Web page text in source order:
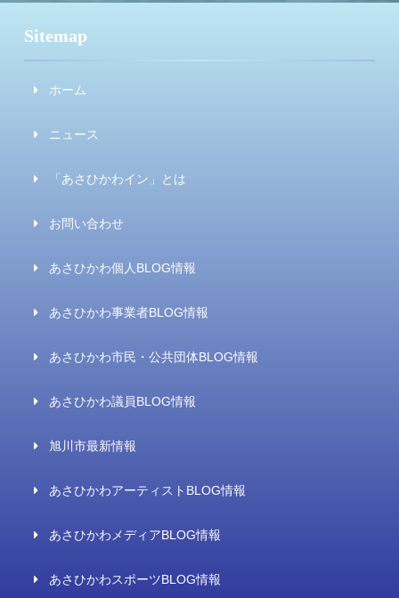
Sitemap
ホーム
ニュース
「あさひかわイン」とは
お問い合わせ
あさひかわ個人BLOG情報
あさひかわ事業者BLOG情報
あさひかわ市民・公共団体BLOG情報
あさひかわ議員BLOG情報
旭川市最新情報
あさひかわアーティストBLOG情報
あさひかわメディアBLOG情報
あさひかわスポーツBLOG情報